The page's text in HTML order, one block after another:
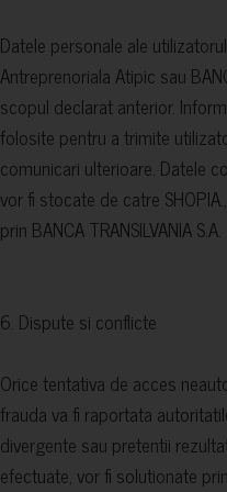
Datele personale ale
Antreprenoriala Atipic sau
scopul declarat anterior.
folosite pentru a trimite
comunicari ulterioare. Datele
vor fi stocate de catre
prin BANCA TRANSILVANIA S.A.
6. Dispute si conflicte
Orice tentativa de acces
frauda va fi raportata
divergente sau pretentii
efectuate, vor fi solutionate